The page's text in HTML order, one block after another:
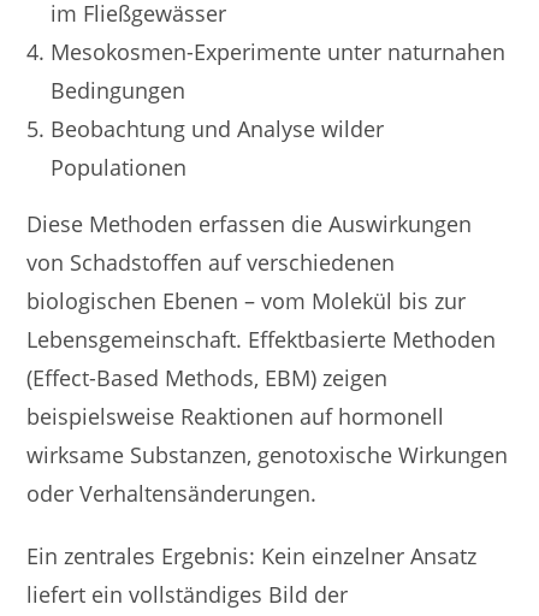
im Fließgewässer
Mesokosmen-Experimente unter naturnahen
Bedingungen
Beobachtung und Analyse wilder
Populationen
Diese Methoden erfassen die Auswirkungen
von Schadstoffen auf verschiedenen
biologischen Ebenen – vom Molekül bis zur
Lebensgemeinschaft. Effektbasierte Methoden
(Effect-Based Methods, EBM) zeigen
beispielsweise Reaktionen auf hormonell
wirksame Substanzen, genotoxische Wirkungen
oder Verhaltensänderungen.
Ein zentrales Ergebnis: Kein einzelner Ansatz
liefert ein vollständiges Bild der